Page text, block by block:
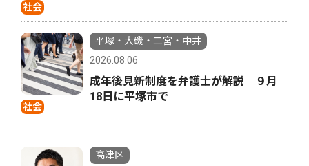
社会
社会
平塚・大磯・二宮・中井
2026.08.06
成年後見新制度を弁護士が解説 ９月
18日に平塚市で
高津区